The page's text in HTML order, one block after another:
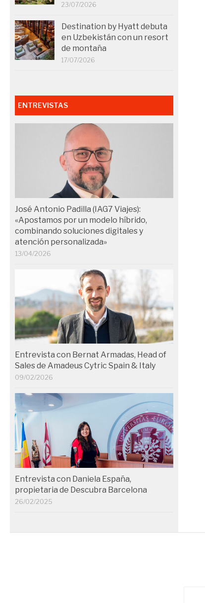
23/07/2026
Destination by Hyatt debuta
en Uzbekistán con un resort
de montaña
17/07/2026
ENTREVISTAS
José Antonio Padilla (IAG7 Viajes):
«Apostamos por un modelo híbrido,
combinando soluciones digitales y
atención personalizada»
13/04/2026
Entrevista con Bernat Armadas, Head of
Sales de Amadeus Cytric Spain & Italy
09/02/2026
Entrevista con Daniela España,
propietaria de Descubra Barcelona
26/02/2025